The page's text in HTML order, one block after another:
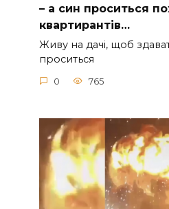
– а син проситься
квартирантів…
Живу на дачі, щоб
проситься
0 765